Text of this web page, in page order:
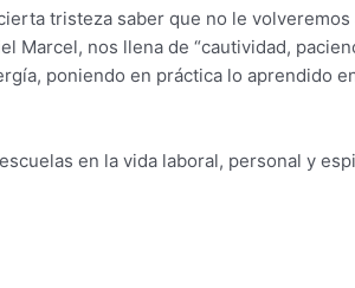
tristeza saber que no le volveremos
Marcel, nos llena de “cautividad,
poniendo en práctica lo aprendido
en la vida laboral, personal y